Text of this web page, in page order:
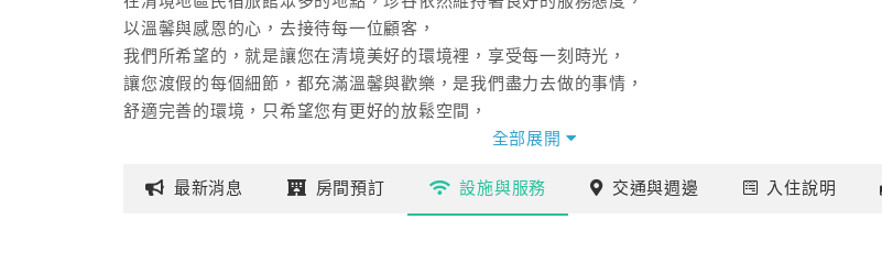
以溫馨與感恩的心，去接待每一位顧客，
我們所希望的，就是讓您在清境美好的環境裡，享受每一刻時光，
讓您渡假的每個細節，都充滿溫馨與歡樂，是我們盡力去做的事情，
舒適完善的環境，只希望您有更好的放鬆空間，
全部展開
最新消息 房間預訂 設施與服務 交通與週邊 入住說明